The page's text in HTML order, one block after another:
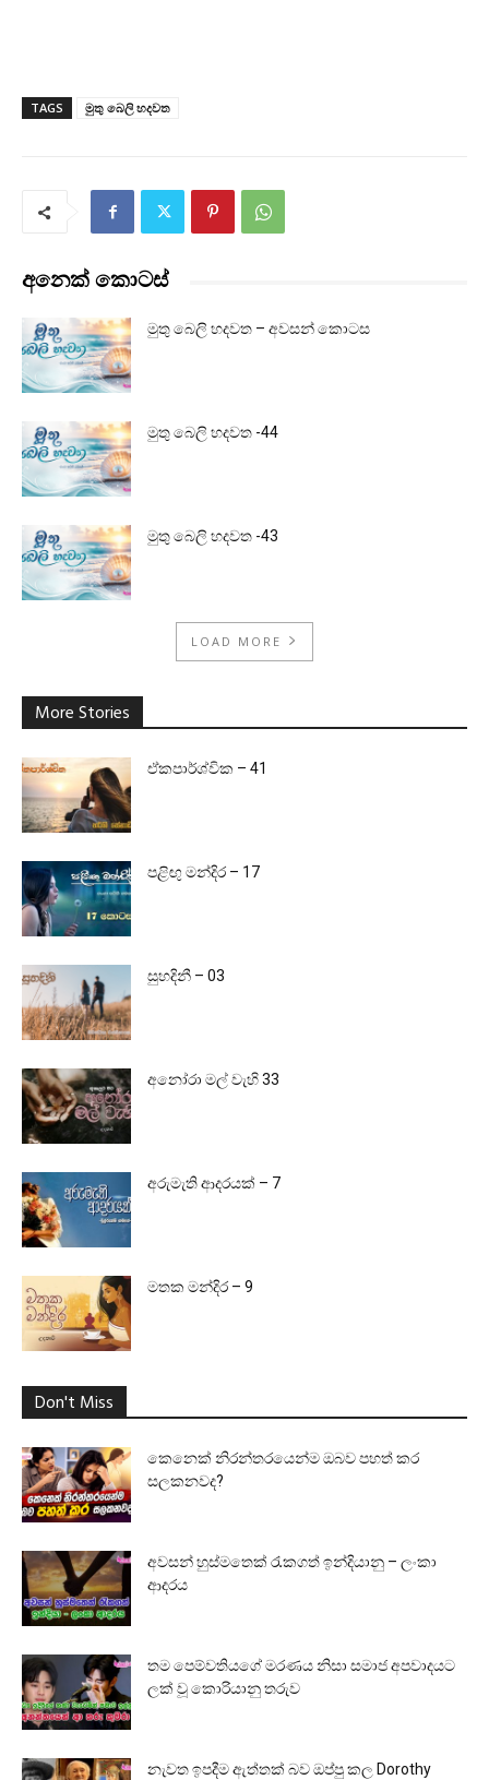
TAGS මුතු බෙලි හදවත
අනෙක් කොටස්
මුතු බෙලි හදවත – අවසන් කොටස
මුතු බෙලි හදවත -44
මුතු බෙලි හදවත -43
LOAD MORE
More Stories
ඒකපාර්ශ්වික – 41
පළිඟු මන්දිර – 17
සුහදිනී – 03
අනෝරා මල් වැහි 33
අරුමැති ආදරයක් – 7
මතක මන්දිර – 9
Don't Miss
කෙනෙක් නිරන්තරයෙන්ම ඔබව පහත් කර
සලකනවද?
අවසන් හුස්මතෙක් රැකගත් ඉන්දියානු – ලංකා
ආදරය
තම පෙම්වතියගේ මරණය නිසා සමාජ අපවාදයට
ලක් වූ කොරියානු තරුව
නැවත ඉපදීම ඇත්තක් බව ඔප්පු කල Dorothy